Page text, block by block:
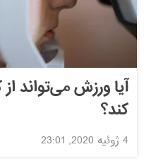
آیا ورزش می‌تواند
کند؟
4 ژوئیه 2020, 23:01